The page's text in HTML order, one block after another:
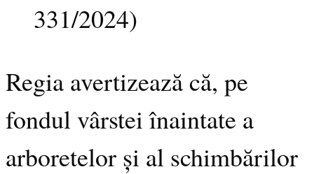
331/2024)
Regia avertizează că, pe
fondul vârstei înaintate a
arboretelor și al schimbărilor